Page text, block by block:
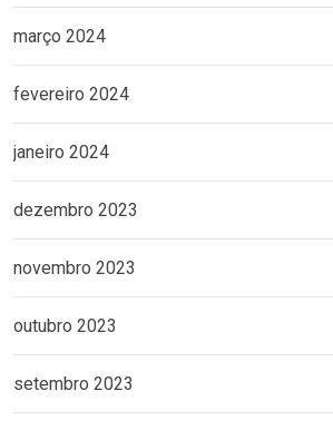
março 2024
fevereiro 2024
janeiro 2024
dezembro 2023
novembro 2023
outubro 2023
setembro 2023